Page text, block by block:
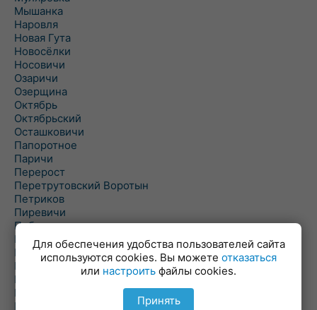
Мышанка
Наровля
Новая Гута
Новосёлки
Носовичи
Озаричи
Озерщина
Октябрь
Октябрьский
Осташковичи
Папоротное
Паричи
Перерост
Перетрутовский Воротын
Петриков
Пиревичи
Поболово
Поколюбичи
Полесье
Птичь
Речица
Ровенская Слобода
Рогачев
Для обеспечения удобства пользователей сайта
используются cookies. Вы можете отказаться
или настроить файлы cookies.
Принять